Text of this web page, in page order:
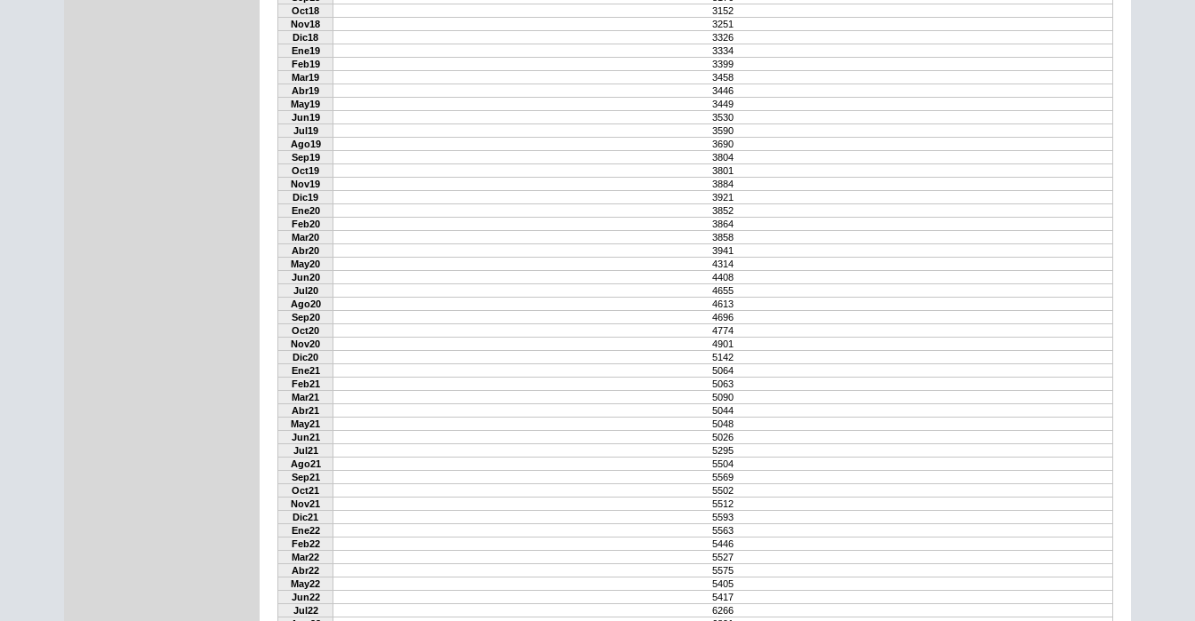
Oct18
3152
Nov18
3251
Dic18
3326
Ene19
3334
Feb19
3399
Mar19
3458
Abr19
3446
May19
3449
Jun19
3530
Jul19
3590
Ago19
3690
Sep19
3804
Oct19
3801
Nov19
3884
Dic19
3921
Ene20
3852
Feb20
3864
Mar20
3858
Abr20
3941
May20
4314
Jun20
4408
Jul20
4655
Ago20
4613
Sep20
4696
Oct20
4774
Nov20
4901
Dic20
5142
Ene21
5064
Feb21
5063
Mar21
5090
Abr21
5044
May21
5048
Jun21
5026
Jul21
5295
Ago21
5504
Sep21
5569
Oct21
5502
Nov21
5512
Dic21
5593
Ene22
5563
Feb22
5446
Mar22
5527
Abr22
5575
May22
5405
Jun22
5417
Jul22
6266